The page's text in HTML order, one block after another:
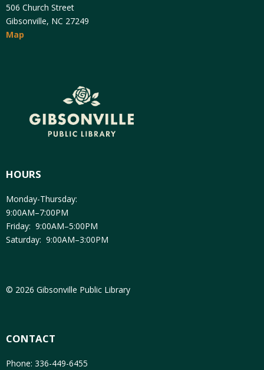
506 Church Street
Gibsonville, NC 27249
Map
HOURS
Monday-Thursday:
9:00AM–7:00PM
Friday: 9:00AM–5:00PM
Saturday: 9:00AM–3:00PM
© 2026 Gibsonville Public Library
CONTACT
Phone: 336-449-6455